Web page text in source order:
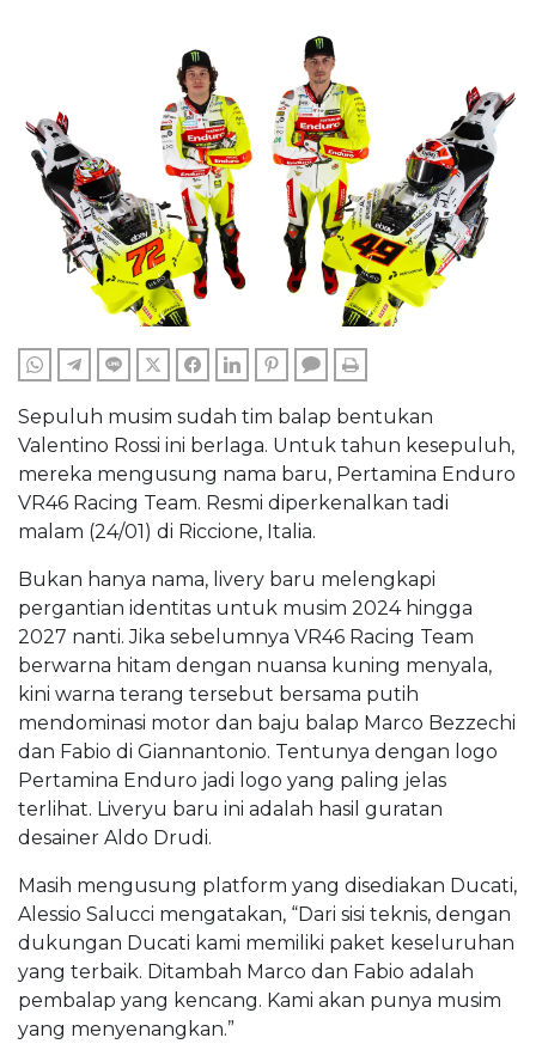
WHATSAPPTELEGRAM
LINE TWITTERFACEBOOKLINKEDINPINTERESTCOMMENTS
Sepuluh musim sudah tim balap bentukan
Valentino Rossi ini berlaga. Untuk tahun kesepuluh,
mereka mengusung nama baru, Pertamina Enduro
VR46 Racing Team. Resmi diperkenalkan tadi
malam (24/01) di Riccione, Italia.
Bukan hanya nama, livery baru melengkapi
pergantian identitas untuk musim 2024 hingga
2027 nanti. Jika sebelumnya VR46 Racing Team
berwarna hitam dengan nuansa kuning menyala,
kini warna terang tersebut bersama putih
mendominasi motor dan baju balap Marco Bezzechi
dan Fabio di Giannantonio. Tentunya dengan logo
Pertamina Enduro jadi logo yang paling jelas
terlihat. Liveryu baru ini adalah hasil guratan
desainer Aldo Drudi.
Masih mengusung platform yang disediakan Ducati,
Alessio Salucci mengatakan, “Dari sisi teknis, dengan
dukungan Ducati kami memiliki paket keseluruhan
yang terbaik. Ditambah Marco dan Fabio adalah
pembalap yang kencang. Kami akan punya musim
yang menyenangkan.”